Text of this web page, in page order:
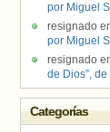
por Miguel
resignado
por Miguel
resignado
de Dios”,
Categorías